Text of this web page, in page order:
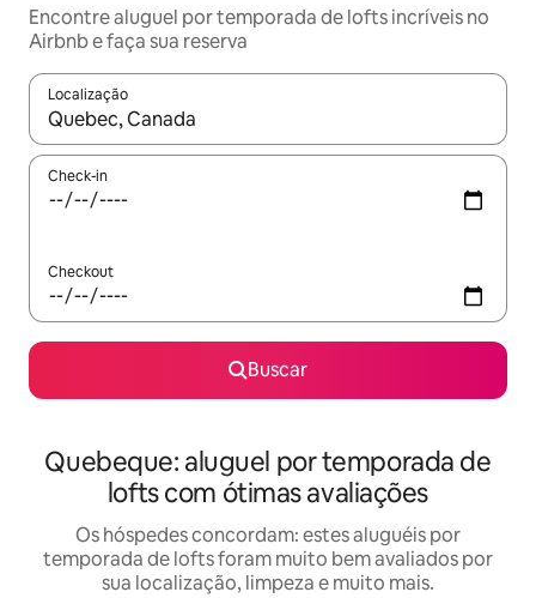
Encontre aluguel por temporada de lofts incríveis no
Airbnb e faça sua reserva
Localização
Quando os resultados estiverem disponíveis, explore-os
Check-in
Checkout
Buscar
Quebeque: aluguel por temporada de
lofts com ótimas avaliações
Os hóspedes concordam: estes aluguéis por
temporada de lofts foram muito bem avaliados por
sua localização, limpeza e muito mais.